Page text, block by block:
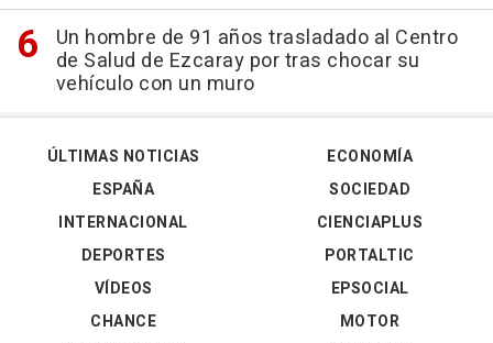
Un hombre de 91 años trasladado al Centro
de Salud de Ezcaray por tras chocar su
vehículo con un muro
ÚLTIMAS NOTICIAS
ESPAÑA
INTERNACIONAL
DEPORTES
VÍDEOS
ECONOMÍA
SOCIEDAD
CIENCIAPLUS
PORTALTIC
EPSOCIAL
CHANCE
MOTOR